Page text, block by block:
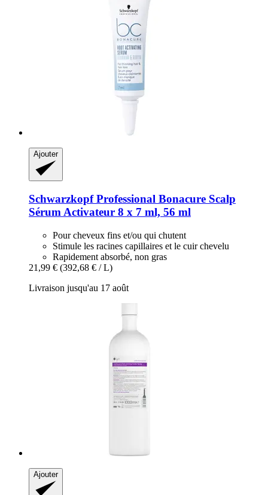
Ajouter
Schwarzkopf Professional Bonacure Scalp
Sérum Activateur 8 x 7 ml, 56 ml
Pour cheveux fins et/ou qui chutent
Stimule les racines capillaires et le cuir chevelu
Rapidement absorbé, non gras
21,99 € (392,68 € / L)
Livraison jusqu'au 17 août
Ajouter